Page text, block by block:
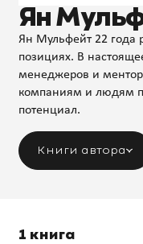
Ян
Ян Мульфейт 22 года
позициях. В
менеджеров и
компаниям и людям
потенциал.
Книги автора
1 книга